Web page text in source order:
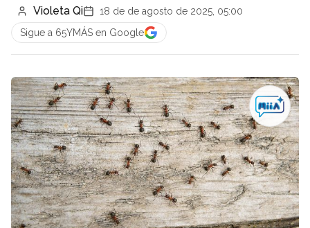
Violeta Qi
18 de de agosto de 2025, 05:00
Sigue a 65YMÁS en Google